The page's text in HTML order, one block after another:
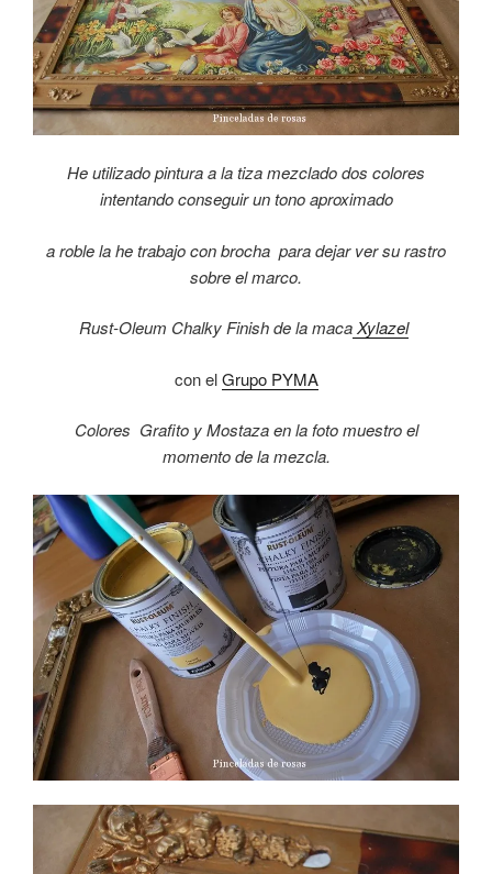
He utilizado pintura a la tiza mezclado dos colores
intentando conseguir un tono aproximado
a roble la he trabajo con brocha para dejar ver su rastro
sobre el marco.
Rust-Oleum Chalky Finish de la macaXylazel
con elGrupo PYMA
Colores Grafito y Mostaza en la foto muestro el
momento de la mezcla.